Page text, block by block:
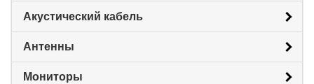
Акустический кабель
Антенны
Мониторы